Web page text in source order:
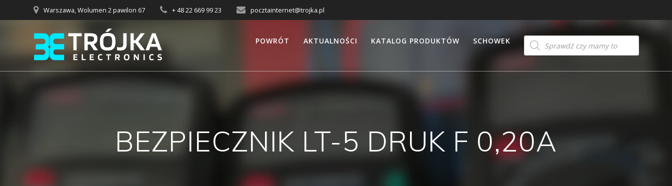
do
Warszawa, Wolumen 2 pawilon 67 + 48 22 669 99 23 pocztainternet@trojka.pl
POWRÓT AKTUALNOŚCI KATALOG PRODUKTÓW SCHOWEK
Products
search
BEZPIECZNIK LT-5 DRUK F 0,20A